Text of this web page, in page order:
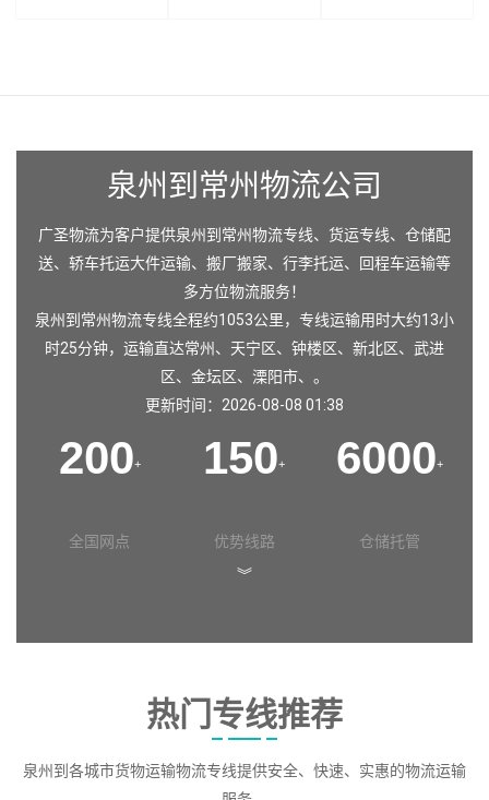
泉州到常州物流公司
广圣物流为客户提供泉州到常州物流专线、货运专线、仓储配
送、轿车托运大件运输、搬厂搬家、行李托运、回程车运输等
多方位物流服务！
泉州到常州物流专线全程约1053公里，专线运输用时大约13小
时25分钟，运输直达常州 、 天宁区、 钟楼区、 新北区、 武进
区、 金坛区、 溧阳市、。
更新时间：2026-08-08 01:38
200+
全国网点
150+
优势线路
6000+
仓储托管
︾
热门专线推荐
泉州到各城市货物运输物流专线提供安全、快速、实惠的物流运输